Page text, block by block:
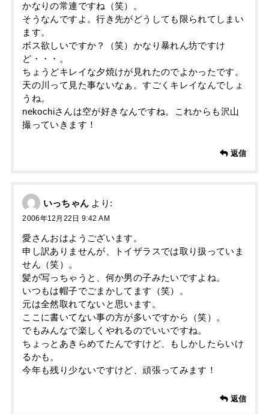
かなりの常連ですね（笑）。
そうなんですよ。行き先がどうしても限られてしまい
ます。
ボス欲しいですか？（笑）かなり暴れん坊ですけ
ど・・・。
ちょうどキレイな夕焼けが見れたのでよかったです。
天の川って見た事ないなぁ。すごくキレイなんでしょ
うね。
nekochiさんは空が好きなんですね。これからも沢山
撮っていきます！
返信
いっちゃん より:
2006年12月22日 9:42 AM
愛さんおはようございます。
申し訳ありませんが、トイザラスでは取り扱っていま
せん（笑）。
髪が写っちゃうと、何か男の子みたいですよね。
いつもは帽子でごまかしてます（笑）。
元は全然取れてないと思います。
ここに書いてない事の方が多いですから（笑）。
でもみんなで楽しくやれるのでいいですね。
ちょっとあきらめてたんですけど、もしかしたらいけ
るかも。
今年も残り少ないですけど、頑張ってみます！
返信